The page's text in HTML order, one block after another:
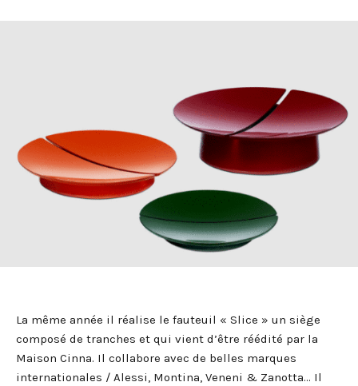
La même année il réalise le fauteuil « Slice » un siège
composé de tranches et qui vient d’être réédité par la
Maison Cinna. Il collabore avec de belles marques
internationales / Alessi, Montina, Veneni & Zanotta… Il